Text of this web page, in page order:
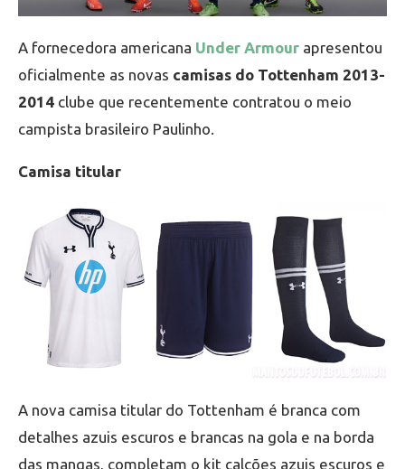
A fornecedora americana Under Armour apresentou
oficialmente as novas camisas do Tottenham 2013-
2014 clube que recentemente contratou o meio
campista brasileiro Paulinho.
Camisa titular
A nova camisa titular do Tottenham é branca com
detalhes azuis escuros e brancas na gola e na borda
das mangas, completam o kit calções azuis escuros e